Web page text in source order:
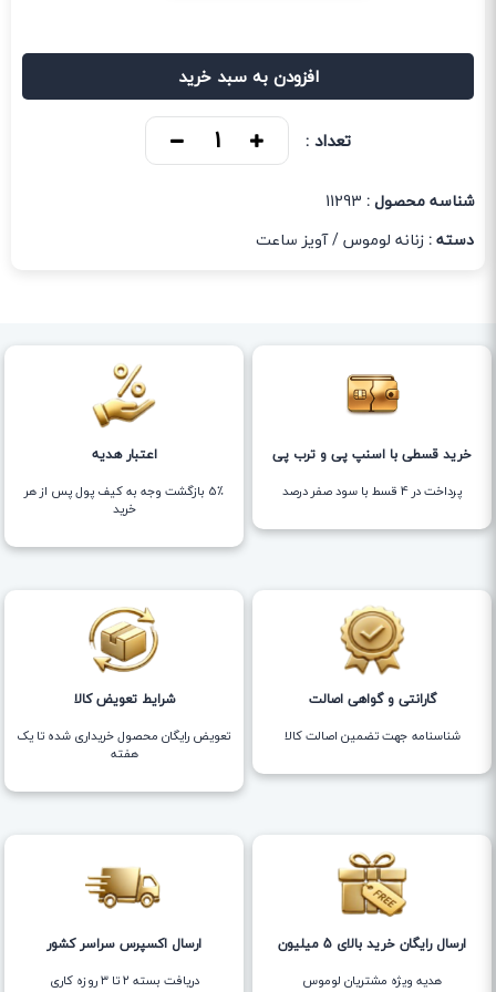
افزودن به سبد خرید
تعداد :
شناسه محصول : 11293
دسته :زنانه لوموس/آویز ساعت
خرید قسطی با اسنپ پی و ترب پی
پرداخت در 4 قسط با سود صفر درصد
اعتبار هدیه
5٪ بازگشت وجه به کیف پول پس از هر
خرید
گارانتی و گواهی اصالت
شناسنامه جهت تضمین اصالت کالا
شرایط تعویض کالا
تعویض رایگان محصول خریداری شده تا یک
هفته
ارسال رایگان خرید بالای 5 میلیون
هدیه ویژه مشتریان لوموس
ارسال اکسپرس سراسر کشور
دریافت بسته ۲ تا ۳ روزه کاری